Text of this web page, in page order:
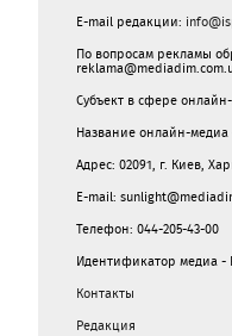
E-mail редакции:
По вопросам рекламы
Субъект в сфере
Название онлайн-медиа
Адрес: 02091, г. Киев,
E-mail:
Телефон: 044-205-43-00
Идентификатор медиа -
Контакты
Редакция